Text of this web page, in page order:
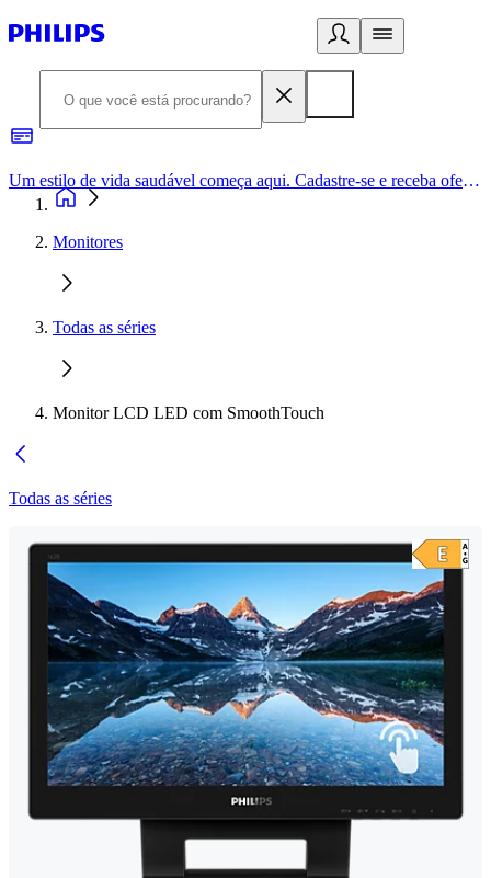
Um estilo de vida saudável começa aqui. Cadastre-se e receba ofertas exclusivas.
Monitores
Todas as séries
Monitor LCD LED com SmoothTouch
Todas as séries